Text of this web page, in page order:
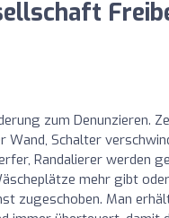
zum Denunzieren.
Schalter
Randalierer werden
mehr gibt
zugeschoben. Man